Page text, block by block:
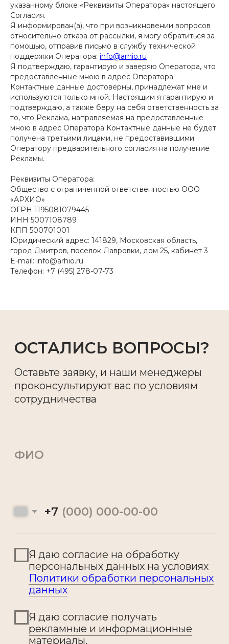
указанному блоке «Реквизиты Оператора» настоящего
Согласия.
Я информирован(а), что при возникновении вопросов
относительно отказа от рассылки, я могу обратиться за
помощью, отправив письмо в службу технической
поддержки Оператора: info@arhio.ru
Я подтверждаю, гарантирую и заверяю Оператора, что
предоставленные мною в адрес Оператора
Контактные данные достоверны, принадлежат мне и
используются только мной. Настоящим я гарантирую и
подтверждаю, а также беру на себя ответственность за
то, что Реклама, направляемая на предоставленные
мною в адрес Оператора Контактные данные не будет
получена третьими лицами, не предоставившими
Оператору предварительного согласия на получение
Рекламы.
Реквизиты Оператора:
Общество с ограниченной ответственностью ООО
«АРХИО»
ОГРН 1195081079445
ИНН 5007108789
КПП 500701001
Юридический адрес: 141829, Московская область,
город Дмитров, поселок Лавровки, дом 25, кабинет 3
E-mail: info@arhio.ru
Телефон: +7 (495) 278-07-73
ZAKAZ@ARHIO.RU
ПРОИЗВОДСТВО
О МАТЕРИАЛЕ
О КОМПАНИИ
Политика конфиденциальности
Разработка ипродвижениесайта -
WebCanape
© 2005-2026 Изготовление фасадного
декора из полимербетона ARHIO
Оставьте заявку, и наши менеджеры
проконсультируют вас по условиям
сотрудничества
ФИО
+7
Я даю согласие на обработку
персональных данных на условиях
Политики обработки персональных
данных
Я даю согласие получать
рекламные и информационные
материалы.
ОТПРАВИТЬ ЗАЯВКУ